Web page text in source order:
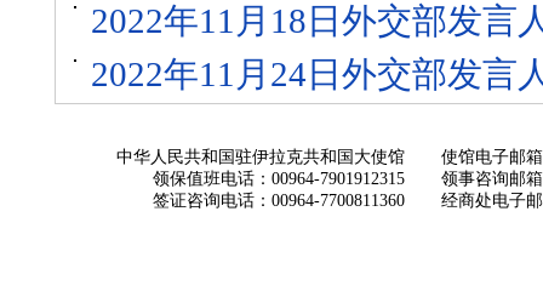
2022年11月18日外交部发言
2022年11月24日外交部发言
中华人民共和国驻伊拉克共和国大使馆
领保值班电话：00964-7901912315
签证咨询电话：00964-7700811360
使馆电子邮箱
领事咨询邮箱
经商处电子